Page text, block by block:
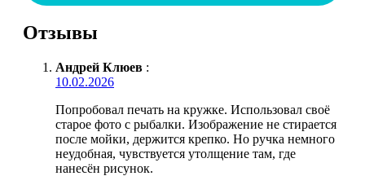
Отзывы
Андрей Клюев :
10.02.2026
Попробовал печать на кружке. Использовал своё
старое фото с рыбалки. Изображение не стирается
после мойки, держится крепко. Но ручка немного
неудобная, чувствуется утолщение там, где
нанесён рисунок.